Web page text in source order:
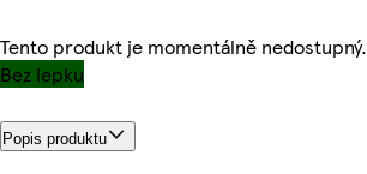
Tento produkt je momentálně nedostupný.
Bez lepku
Popis produktu